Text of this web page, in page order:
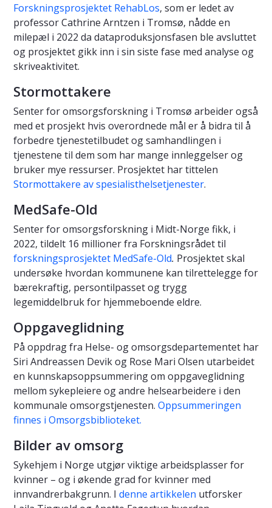
Forskningsprosjektet RehabLos, som er ledet av
professor Cathrine Arntzen i Tromsø, nådde en
milepæl i 2022 da dataproduksjonsfasen ble avsluttet
og prosjektet gikk inn i sin siste fase med analyse og
skriveaktivitet.
Stormottakere
Senter for omsorgsforskning i Tromsø arbeider også
med et prosjekt hvis overordnede mål er å bidra til å
forbedre tjenestetilbudet og samhandlingen i
tjenestene til dem som har mange innleggelser og
bruker mye ressurser. Prosjektet har tittelen
Stormottakere av spesialisthelsetjenester.
MedSafe-Old
Senter for omsorgsforskning i Midt-Norge fikk, i
2022, tildelt 16 millioner fra Forskningsrådet til
forskningsprosjektet MedSafe-Old. Prosjektet skal
undersøke hvordan kommunene kan tilrettelegge for
bærekraftig, persontilpasset og trygg
legemiddelbruk for hjemmeboende eldre.
Oppgaveglidning
På oppdrag fra Helse- og omsorgsdepartementet har
Siri Andreassen Devik og Rose Mari Olsen utarbeidet
en kunnskapsoppsummering om oppgaveglidning
mellom sykepleiere og andre helsearbeidere i den
kommunale omsorgstjenesten. Oppsummeringen
finnes i Omsorgsbiblioteket.
Bilder av omsorg
Sykehjem i Norge utgjør viktige arbeidsplasser for
kvinner – og i økende grad for kvinner med
innvandrerbakgrunn. I denne artikkelen utforsker